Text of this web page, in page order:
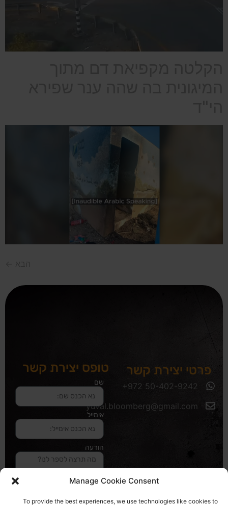
Manage Cookie Consent
To provide the best experiences, we use technologies like cookies to
פרטי יצירת קשר
yuval.bloomberg@gmail.com
טופס יצירת קשר
שם
אימייל
הודעה
שליחה והטופס